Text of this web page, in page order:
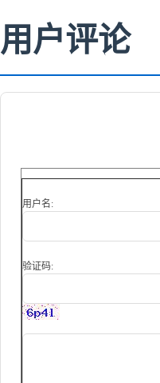
用户评论
用户名:
验证码: